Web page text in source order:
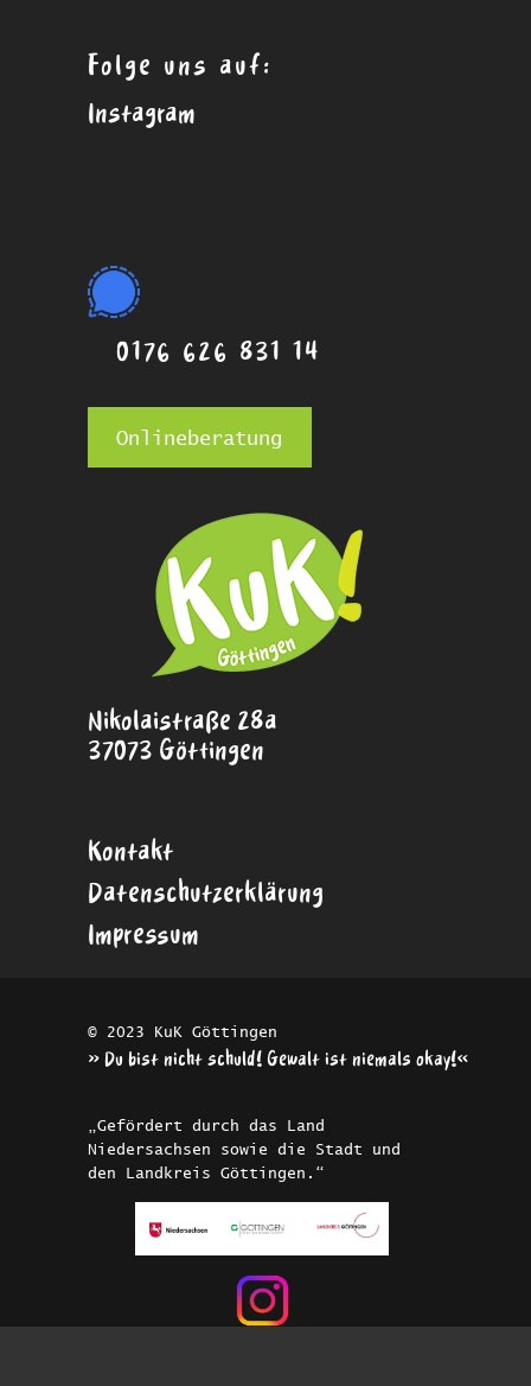
Folge uns auf:
Instagram
0176 626 831 14
Onlineberatung
Nikolaistraße 28a
37073 Göttingen
Kontakt
Datenschutzerklärung
Impressum
© 2023 KuK Göttingen
»Du bist nicht schuld! Gewalt ist niemals okay!«
„Gefördert durch das Land
Niedersachsen sowie die Stadt und
den Landkreis Göttingen.“